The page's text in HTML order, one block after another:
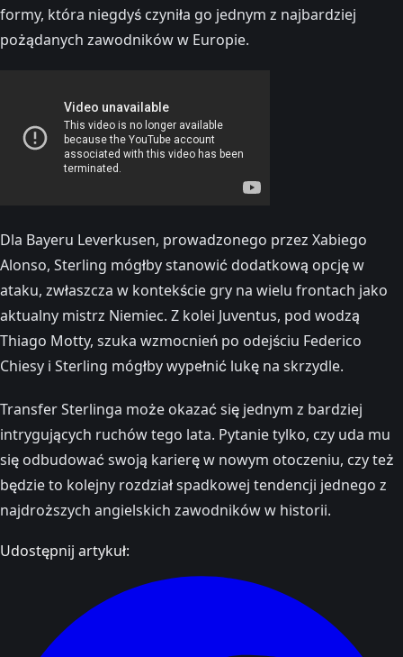
formy, która niegdyś czyniła go jednym z najbardziej
pożądanych zawodników w Europie.
Dla Bayeru Leverkusen, prowadzonego przez Xabiego
Alonso, Sterling mógłby stanowić dodatkową opcję w
ataku, zwłaszcza w kontekście gry na wielu frontach jako
aktualny mistrz Niemiec. Z kolei Juventus, pod wodzą
Thiago Motty, szuka wzmocnień po odejściu Federico
Chiesy i Sterling mógłby wypełnić lukę na skrzydle.
Transfer Sterlinga może okazać się jednym z bardziej
intrygujących ruchów tego lata. Pytanie tylko, czy uda mu
się odbudować swoją karierę w nowym otoczeniu, czy też
będzie to kolejny rozdział spadkowej tendencji jednego z
najdroższych angielskich zawodników w historii.
Udostępnij artykuł: